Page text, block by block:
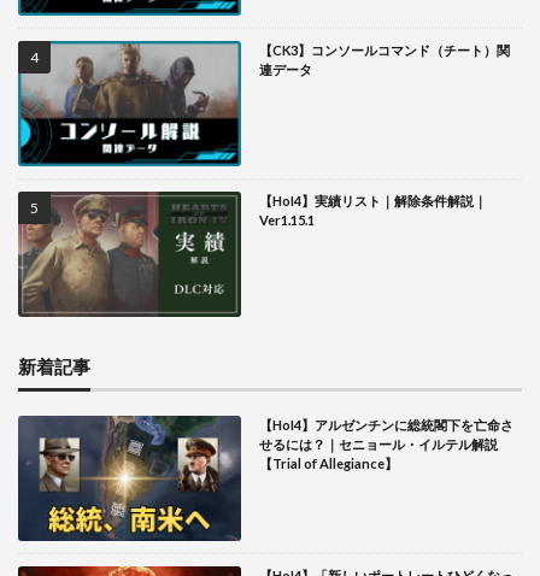
【CK3】コンソールコマンド（チート）関
連データ
【HoI4】実績リスト｜解除条件解説｜
Ver1.15.1
新着記事
【HoI4】アルゼンチンに総統閣下を亡命さ
せるには？｜セニョール・イルテル解説
【Trial of Allegiance】